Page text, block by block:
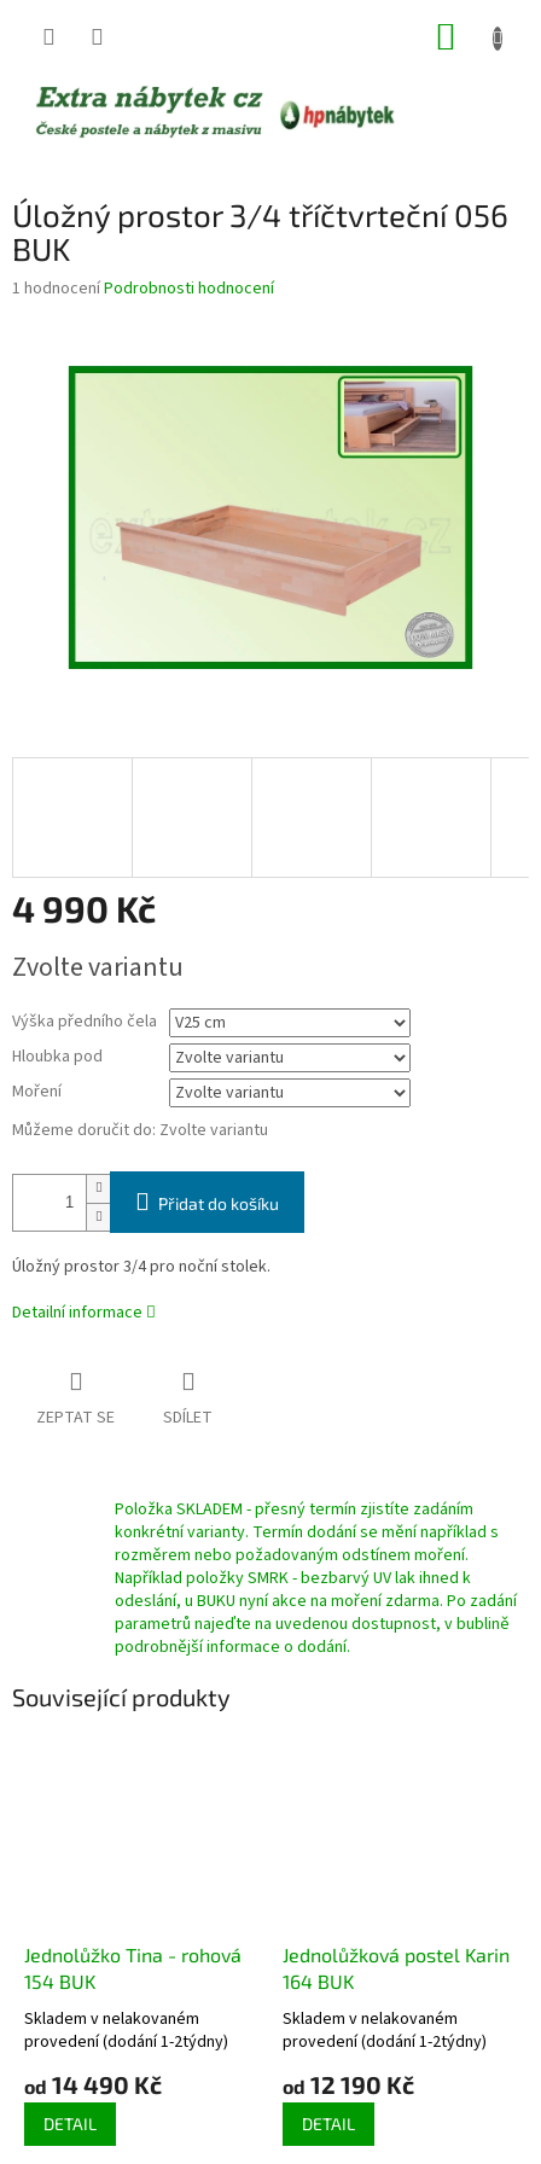
Úložný prostor 3/4 tříčtvrteční 056
BUK
Průměrné
1 hodnoceníPodrobnosti hodnocení
4 990 Kč
cena:
Zvolte variantu
Výška předního čela
Hloubka pod
Moření
Můžeme doručit do: Zvolte variantu
Přidat do košíku
Úložný prostor 3/4 pro noční stolek.
Detailní informace
ZEPTAT SE SDÍLET
Položka SKLADEM - přesný termín zjistíte zadáním
konkrétní varianty. Termín dodání se mění například s
rozměrem nebo požadovaným odstínem moření.
Například položky SMRK - bezbarvý UV lak ihned k
odeslání, u BUKU nyní akce na moření zdarma. Po zadání
parametrů najeďte na uvedenou dostupnost, v bublině
podrobnější informace o dodání.
Související produkty
Jednolůžko Tina - rohová
154 BUK
Průměrné
hodnocení
produktu
je
z
Skladem v nelakovaném
provedení (dodání 1-2týdny)
od 14 490 Kč
DETAIL
Jednolůžková postel Karin
164 BUK
Průměrné
hodnocení
produktu
je
z
Skladem v nelakovaném
provedení (dodání 1-2týdny)
od 12 190 Kč
DETAIL